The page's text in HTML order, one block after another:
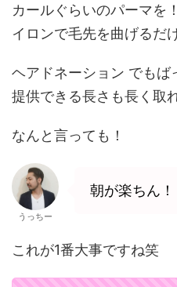
カールぐらいのパーマを
イロンで毛先を曲げるだ
ヘアドネーション でも
提供できる長さも長く取
なんと言っても！
うっちー
朝が楽ちん！
これが1番大事ですね笑